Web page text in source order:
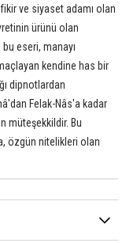
ve siyaset adamı olan
ürünü olan
eseri, manayı
kendine has bir
dipnotlardan
Felak-Nâs'a kadar
müteşekkildir. Bu
özgün nitelikleri olan